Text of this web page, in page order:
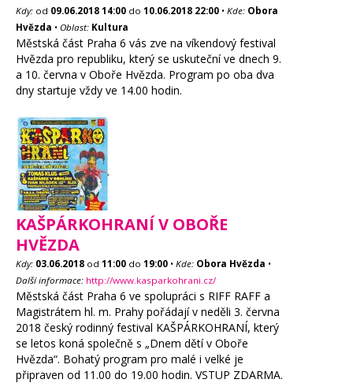
Kdy: od 09.06.2018 14:00 do 10.06.2018 22:00 • Kde: Obora
Hvězda • Oblast: Kultura
Městská část Praha 6 vás zve na víkendový festival
Hvězda pro republiku, který se uskuteční ve dnech 9.
a 10. června v Oboře Hvězda. Program po oba dva
dny startuje vždy ve 14.00 hodin.
KAŠPÁRKOHRANÍ V OBOŘE
HVĚZDA
Kdy: 03.06.2018 od 11:00 do 19:00 • Kde: Obora Hvězda •
Další informace: http://www.kasparkohrani.cz/
Městská část Praha 6 ve spolupráci s RIFF RAFF a
Magistrátem hl. m. Prahy pořádají v neděli 3. června
2018 český rodinný festival KAŠPÁRKOHRANÍ, který
se letos koná společně s „Dnem dětí v Oboře
Hvězda“. Bohatý program pro malé i velké je
připraven od 11.00 do 19.00 hodin. VSTUP ZDARMA.